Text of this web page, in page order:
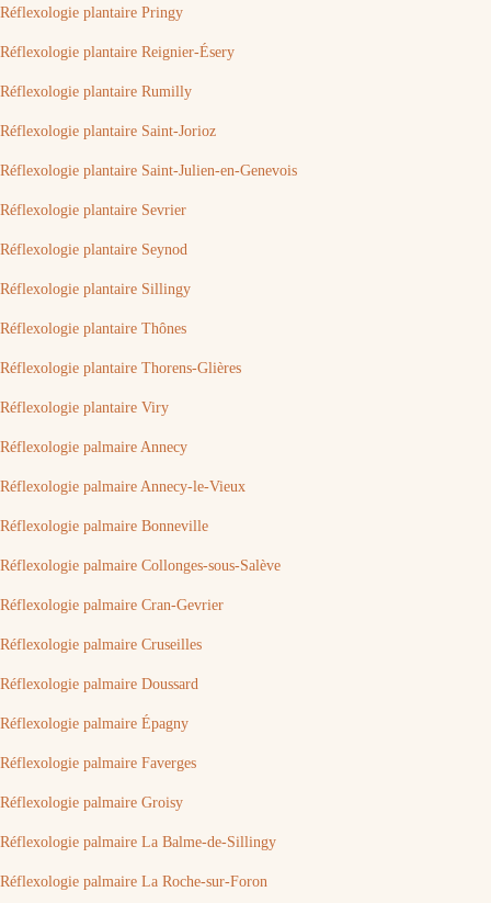
Réflexologie plantaire Pringy
Réflexologie plantaire Reignier-Ésery
Réflexologie plantaire Rumilly
Réflexologie plantaire Saint-Jorioz
Réflexologie plantaire Saint-Julien-en-Genevois
Réflexologie plantaire Sevrier
Réflexologie plantaire Seynod
Réflexologie plantaire Sillingy
Réflexologie plantaire Thônes
Réflexologie plantaire Thorens-Glières
Réflexologie plantaire Viry
Réflexologie palmaire Annecy
Réflexologie palmaire Annecy-le-Vieux
Réflexologie palmaire Bonneville
Réflexologie palmaire Collonges-sous-Salève
Réflexologie palmaire Cran-Gevrier
Réflexologie palmaire Cruseilles
Réflexologie palmaire Doussard
Réflexologie palmaire Épagny
Réflexologie palmaire Faverges
Réflexologie palmaire Groisy
Réflexologie palmaire La Balme-de-Sillingy
Réflexologie palmaire La Roche-sur-Foron